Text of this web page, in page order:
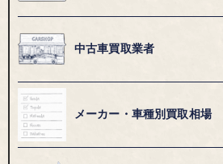
中古車買取業者
メーカー・車種別買取相場